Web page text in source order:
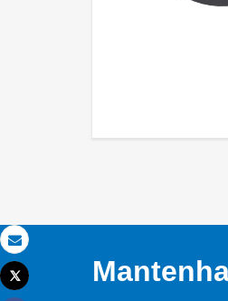
Email
Imprimir
Tweet